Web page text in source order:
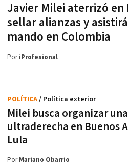
Javier Milei aterrizó en
sellar alianzas y
mando en Colombia
PoriProfesional
Milei busca organizar
ultraderecha en Buenos
Lula
POLÍTICA/ Política exterior
PorMariano Obarrio